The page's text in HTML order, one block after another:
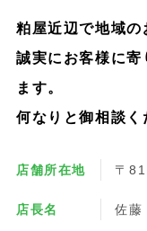
粕屋近辺で地域の
誠実にお客様に寄
ます。
何なりと御相談く
店舗所在地 〒
店長名 佐藤